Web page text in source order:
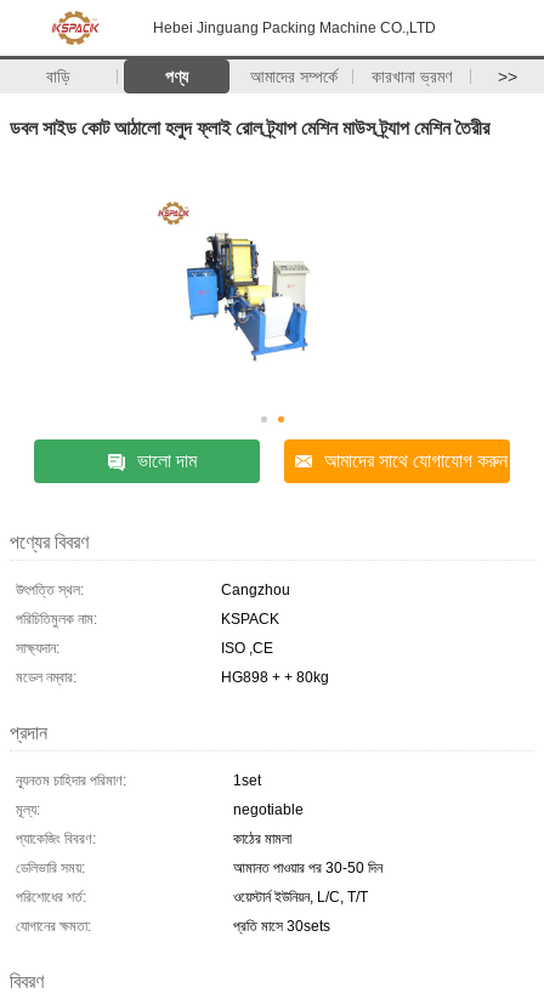
Hebei Jinguang Packing Machine CO.,LTD
বাড়ি পণ্য আমাদের সম্পর্কে কারখানা ভ্রমণ >>
ডবল সাইড কোট আঠালো হলুদ ফ্লাই রোল ট্র্যাপ মেশিন মাউস ট্র্যাপ মেশিন তৈরীর
ভালো দাম আমাদের সাথে যোগাযোগ করুন
পণ্যের বিবরণ
উৎপত্তি স্থল:
Cangzhou
পরিচিতিমুলক নাম:
KSPACK
সাক্ষ্যদান:
ISO ,CE
মডেল নম্বার:
HG898 + + 80kg
প্রদান
ন্যূনতম চাহিদার পরিমাণ:
1set
মূল্য:
negotiable
প্যাকেজিং বিবরণ:
কাঠের মামলা
ডেলিভারি সময়:
আমানত পাওয়ার পর 30-50 দিন
পরিশোধের শর্ত:
ওয়েস্টার্ন ইউনিয়ন, L/C, T/T
যোগানের ক্ষমতা:
প্রতি মাসে 30sets
বিবরণ